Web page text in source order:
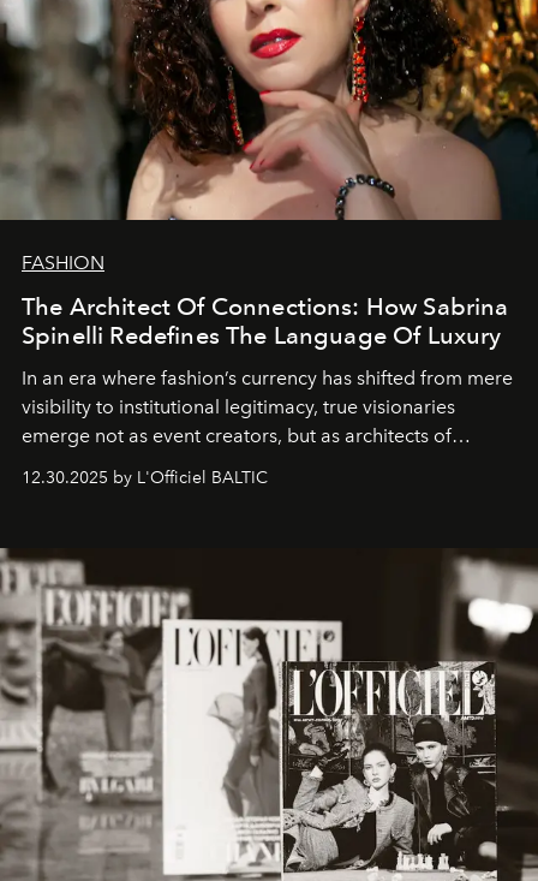
FASHION
The Architect Of Connections: How Sabrina
Spinelli Redefines The Language Of Luxury
In an era where fashion’s currency has shifted from mere
visibility to institutional legitimacy, true visionaries
emerge not as event creators, but as architects of
brand strategist with three decades of mastery in luxury,
framework where creativity, commerce, and culture
converge with surgical precision.
12.30.2025 by L'Officiel BALTIC